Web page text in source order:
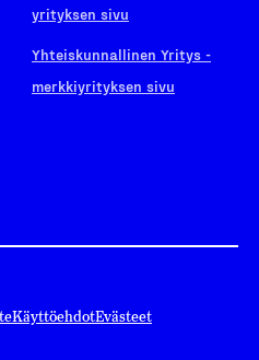
yrityksen sivu
Yhteiskunnallinen Yritys -
merkkiyrityksen sivu
KäyttöehdotEvästeet